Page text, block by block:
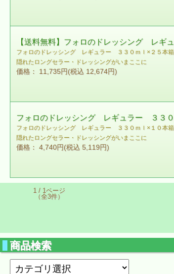
【送料無料】フォロのドレッシング レギ
フォロのドレッシング レギュラー ３３０ｍｌ×２５本箱
隠れたロングセラー・ドレッシングがいまここに
価格： 11,735円(税込 12,674円)
フォロのドレッシング レギュラー ３３０
フォロのドレッシング レギュラー ３３０ｍｌ×１０本箱
隠れたロングセラー・ドレッシングがいまここに
価格： 4,740円(税込 5,119円)
1 / 1ページ
（全3件）
商品検索